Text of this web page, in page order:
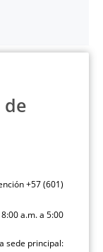
de
+57 (601)
a.m. a 5:00
sede principal: